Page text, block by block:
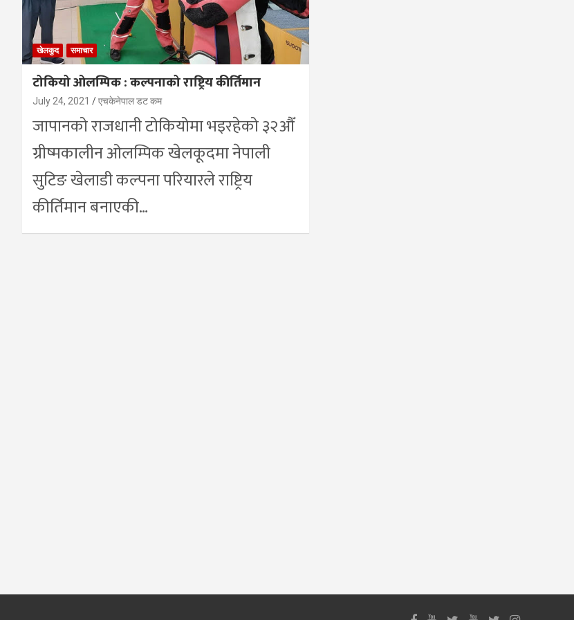
खेलकुद समाचार
टोकियो ओलम्पिक : कल्पनाको राष्ट्रिय कीर्तिमान
July 24, 2021 एचकेनेपाल डट कम
जापानको राजधानी टोकियोमा भइरहेको ३२औँ
ग्रीष्मकालीन ओलम्पिक खेलकूदमा नेपाली
सुटिङ खेलाडी कल्पना परियारले राष्ट्रिय
कीर्तिमान बनाएकी…